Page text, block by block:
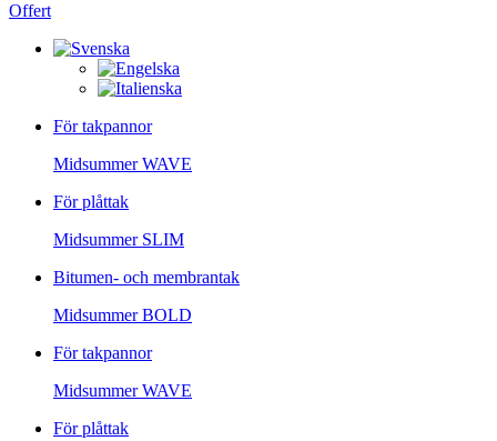
Offert
För takpannor
MidsummerWAVE
För plåttak
Midsummer SLIM
Bitumen- och membrantak
MidsummerBOLD
För takpannor
MidsummerWAVE
För plåttak